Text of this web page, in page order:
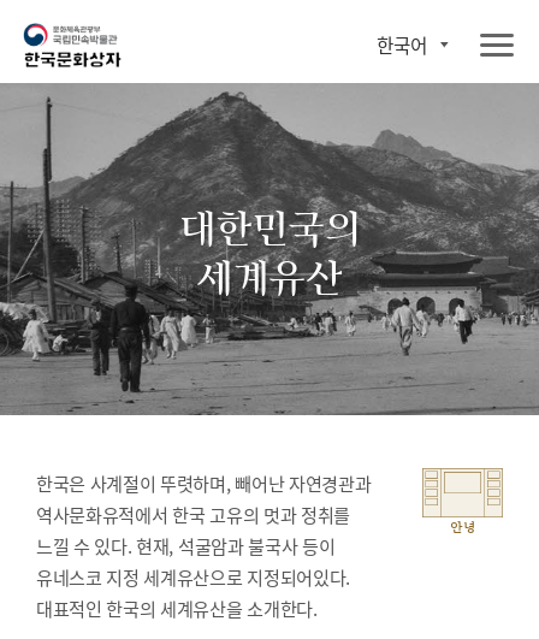
한국어
대한민국의
세계유산
한국은 사계절이 뚜렷하며, 빼어난 자연경관과
역사문화유적에서 한국 고유의 멋과 정취를
느낄 수 있다. 현재, 석굴암과 불국사 등이
유네스코 지정 세계유산으로 지정되어있다.
대표적인 한국의 세계유산을 소개한다.
안녕